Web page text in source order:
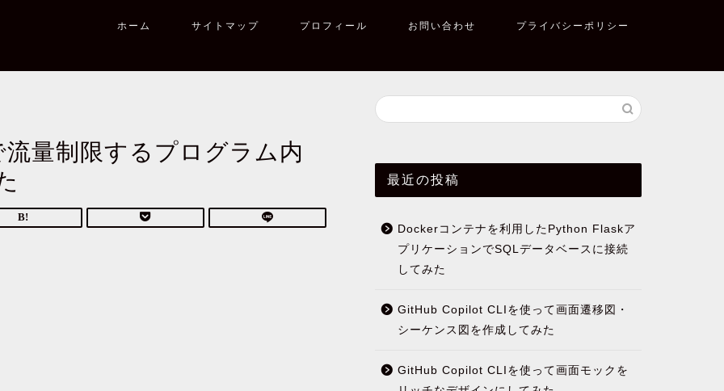
ホーム サイトマップ プロフィール お問い合わせ プライバシーポリシー
量制限するプログラム内
最近の投稿
Dockerコンテナを利用したPython Flaskア
プリケーションでSQLデータベースに接続
してみた
GitHub Copilot CLIを使って画面遷移図・
シーケンス図を作成してみた
GitHub Copilot CLIを使って画面モックを